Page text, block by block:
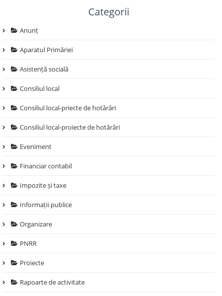
Categorii
Anunț
Aparatul Primăriei
Asistență socială
Consiliul local
Consiliul local-priecte de hotărâri
Consiliul local-proiecte de hotărâri
Eveniment
Financiar contabil
Impozite și taxe
Informații publice
Organizare
PNRR
Proiecte
Rapoarte de activitate